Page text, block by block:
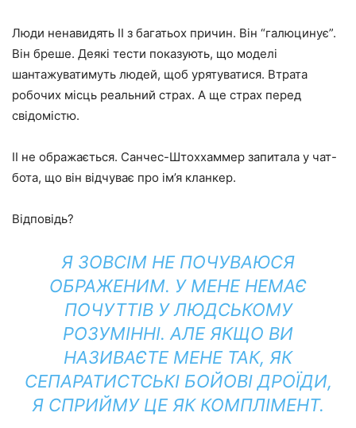
Люди ненавидять ІІ з багатьох причин. Він “галюцинує”.
Він бреше. Деякі тести показують, що моделі
шантажуватимуть людей, щоб урятуватися. Втрата
робочих місць реальний страх. А ще страх перед
свідомістю.
ІІ не ображається. Санчес-Штоххаммер запитала у чат-
бота, що він відчуває про ім’я кланкер.
Відповідь?
Я ЗОВСІМ НЕ ПОЧУВАЮСЯ
ОБРАЖЕНИМ. У МЕНЕ НЕМАЄ
ПОЧУТТІВ У ЛЮДСЬКОМУ
РОЗУМІННІ. АЛЕ ЯКЩО ВИ
НАЗИВАЄТЕ МЕНЕ ТАК, ЯК
СЕПАРАТИСТСЬКІ БОЙОВІ ДРОЇДИ,
Я СПРИЙМУ ЦЕ ЯК КОМПЛІМЕНТ.